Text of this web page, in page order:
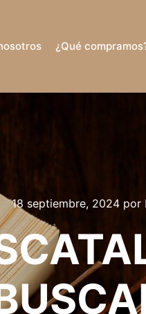
¿Qué
18 septiembre, 2024 por